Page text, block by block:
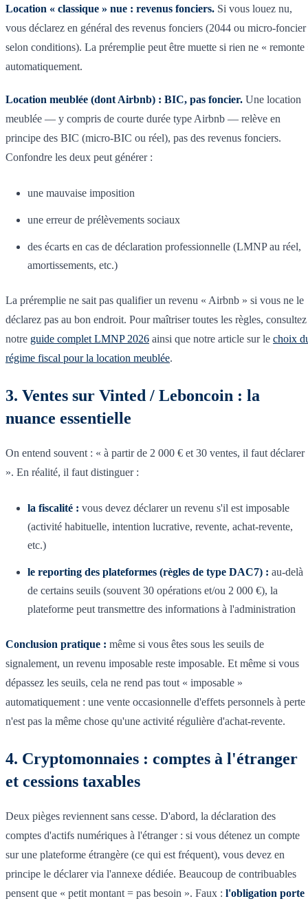
Location « classique » nue : revenus fonciers. Si vous louez nu,
vous déclarez en général des revenus fonciers (2044 ou micro-foncier
selon conditions). La préremplie peut être muette si rien ne « remonte
automatiquement.
Location meublée (dont Airbnb) : BIC, pas foncier. Une location
meublée — y compris de courte durée type Airbnb — relève en
principe des BIC (micro-BIC ou réel), pas des revenus fonciers.
Confondre les deux peut générer :
une mauvaise imposition
une erreur de prélèvements sociaux
des écarts en cas de déclaration professionnelle (LMNP au réel,
amortissements, etc.)
La préremplie ne sait pas qualifier un revenu « Airbnb » si vous ne le
déclarez pas au bon endroit. Pour maîtriser toutes les règles, consultez
notre guide complet LMNP 2026 ainsi que notre article sur le choix
régime fiscal pour la location meublée.
3. Ventes sur Vinted / Leboncoin : la
nuance essentielle
On entend souvent : « à partir de 2 000 € et 30 ventes, il faut déclarer
». En réalité, il faut distinguer :
la fiscalité : vous devez déclarer un revenu s'il est imposable
(activité habituelle, intention lucrative, revente, achat-revente,
etc.)
le reporting des plateformes (règles de type DAC7) : au-delà
de certains seuils (souvent 30 opérations et/ou 2 000 €), la
plateforme peut transmettre des informations à l'administration
Conclusion pratique : même si vous êtes sous les seuils de
signalement, un revenu imposable reste imposable. Et même si vous
dépassez les seuils, cela ne rend pas tout « imposable »
automatiquement : une vente occasionnelle d'effets personnels à perte
n'est pas la même chose qu'une activité régulière d'achat-revente.
4. Cryptomonnaies : comptes à l'étranger
et cessions taxables
Deux pièges reviennent sans cesse. D'abord, la déclaration des
comptes d'actifs numériques à l'étranger : si vous détenez un compte
sur une plateforme étrangère (ce qui est fréquent), vous devez en
principe le déclarer via l'annexe dédiée. Beaucoup de contribuables
pensent que « petit montant = pas besoin ». Faux : l'obligation porte